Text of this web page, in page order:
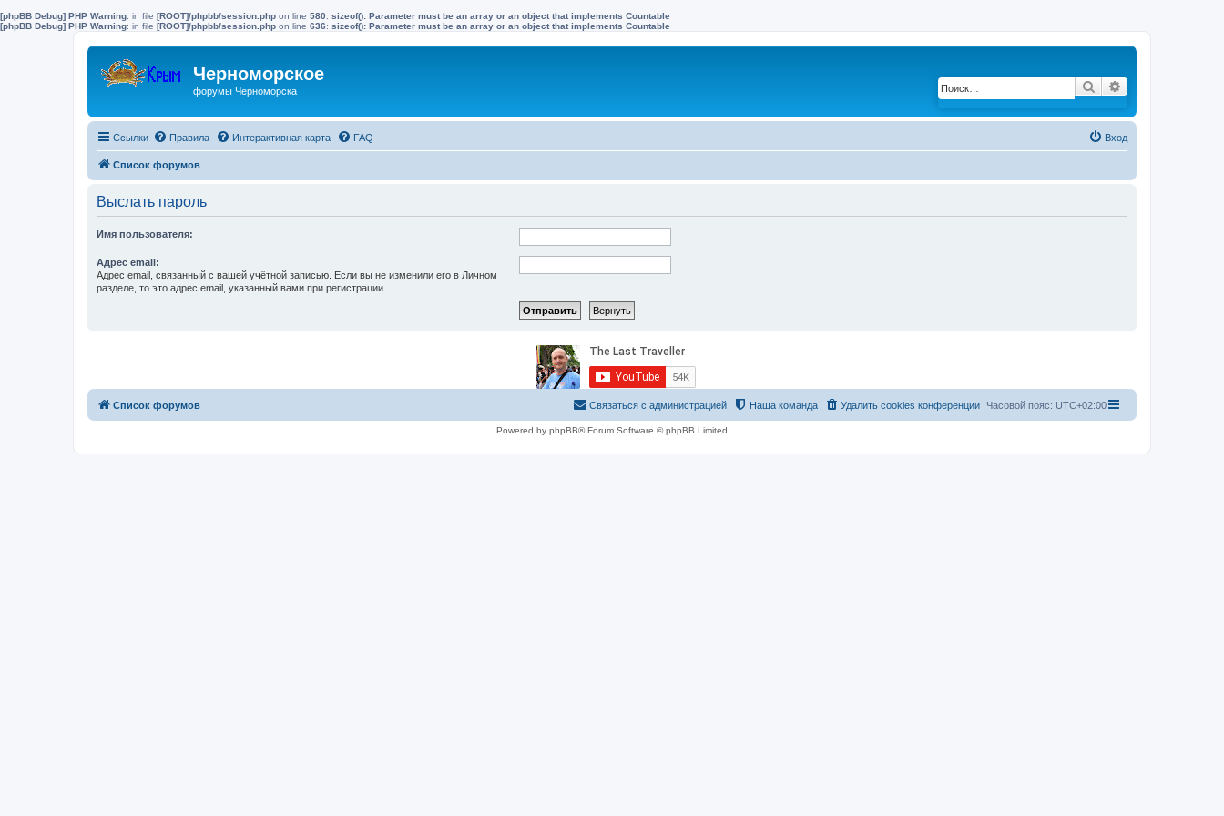
[phpBB Debug] PHP Warning: in file [ROOT]/phpbb/session.php on line 580: sizeof(): Parameter must be an array or an object that implements Countable
[phpBB Debug] PHP Warning: in file [ROOT]/phpbb/session.php on line 636: sizeof(): Parameter must be an array or an object that implements Countable
Черноморское
форумы Черноморска Поиск
Ссылки Правила Интерактивная карта FAQ Вход
Список форумов
Выслать пароль
Имя пользователя:
Адрес email:
Адрес email, связанный с вашей учётной записью. Если вы не изменили его в Личном
разделе, то это адрес email, указанный вами при регистрации.
Список форумов Часовой пояс: UTC+02:00
Удалить cookies конференции
Наша команда
Связаться с администрацией
Powered by phpBB® Forum Software © phpBB Limited